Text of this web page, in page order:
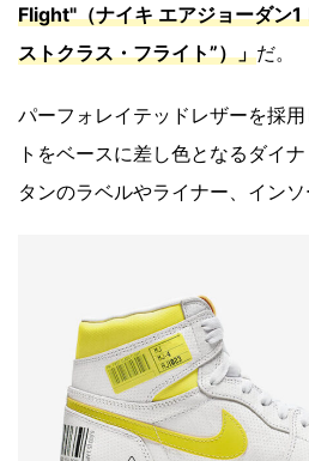
Flight"（ナイキ エアジョーダン1
ストクラス・フライト”）」だ。
パーフォレイテッドレザーを採
トをベースに差し色となるダイ
タンのラベルやライナー、インソ